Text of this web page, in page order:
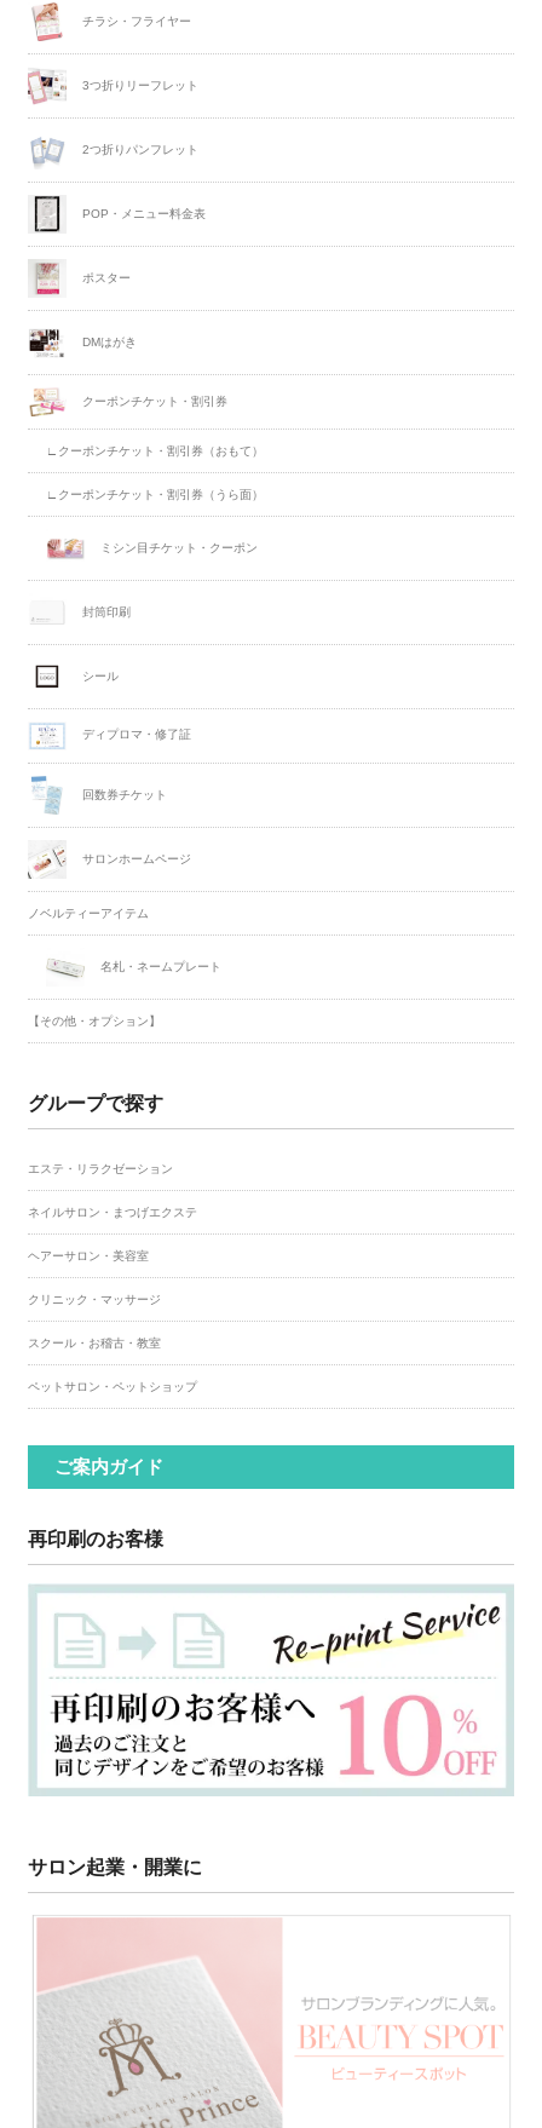
チラシ・フライヤー
3つ折りリーフレット
2つ折りパンフレット
POP・メニュー料金表
ポスター
DMはがき
クーポンチケット・割引券
∟クーポンチケット・割引券（おもて）
∟クーポンチケット・割引券（うら面）
ミシン目チケット・クーポン
封筒印刷
シール
ディプロマ・修了証
回数券チケット
サロンホームページ
ノベルティーアイテム
名札・ネームプレート
【その他・オプション】
グループで探す
エステ・リラクゼーション
ネイルサロン・まつげエクステ
ヘアーサロン・美容室
クリニック・マッサージ
スクール・お稽古・教室
ペットサロン・ペットショップ
ご案内ガイド
再印刷のお客様
サロン起業・開業に